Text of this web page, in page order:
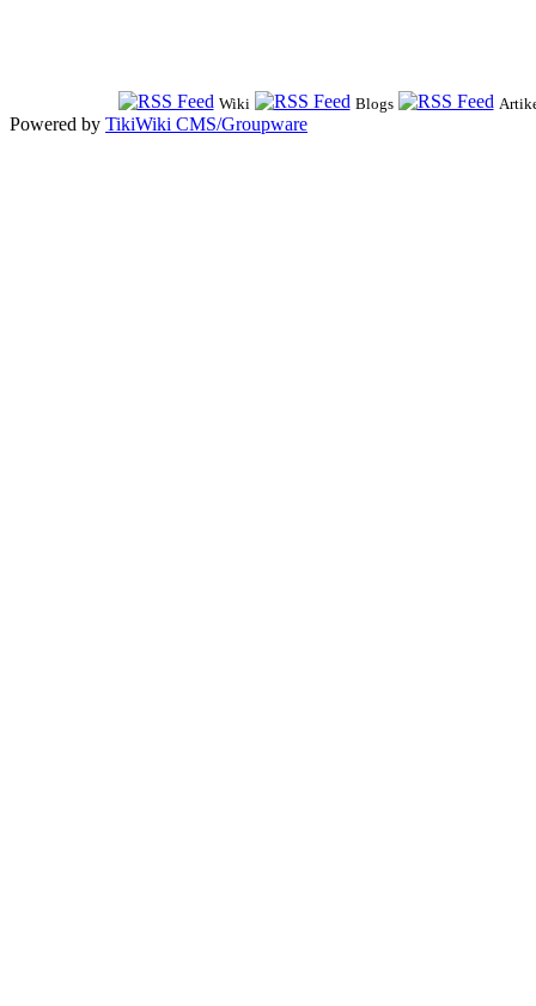
Wiki Blogs
Powered by TikiWiki CMS/Groupware